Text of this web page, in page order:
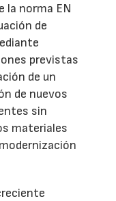
la norma EN
de
previstas
de un
de nuevos
sin
materiales